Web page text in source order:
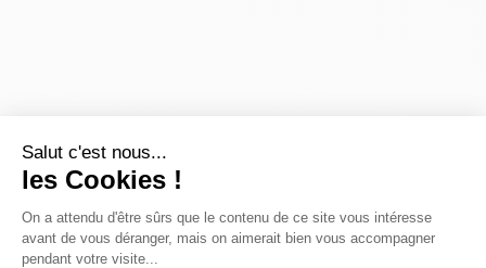
Salut c'est nous...
les Cookies !
On a attendu d'être sûrs que le contenu de ce site vous intéresse
avant de vous déranger, mais on aimerait bien vous accompagner
pendant votre visite...